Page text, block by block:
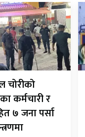
चोरीको
कर्मचारी र
७ जना पर्सा